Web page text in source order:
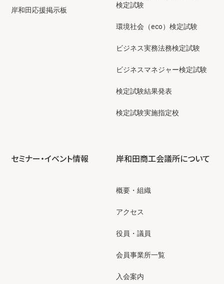
岸和田応援掲示板
検定試験
環境社会（eco）検定試験
ビジネス実務法務検定試験
ビジネスマネジャー検定試験
検定試験結果発表
検定試験実施指定校
セミナー・イベント情報 岸和田商工会議所について
概要・組織
アクセス
役員・議員
会員事業所一覧
入会案内